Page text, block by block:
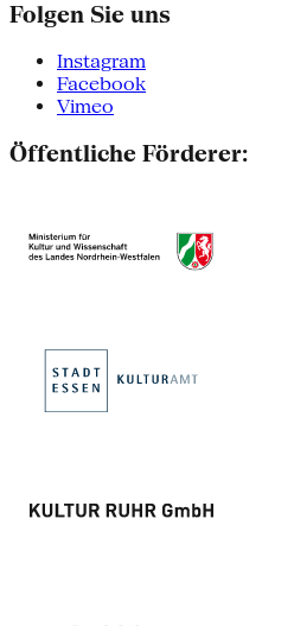
Folgen Sie uns
Instagram
Facebook
Vimeo
Öffentliche Förderer: